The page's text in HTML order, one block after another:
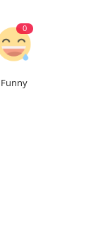
0
Funny